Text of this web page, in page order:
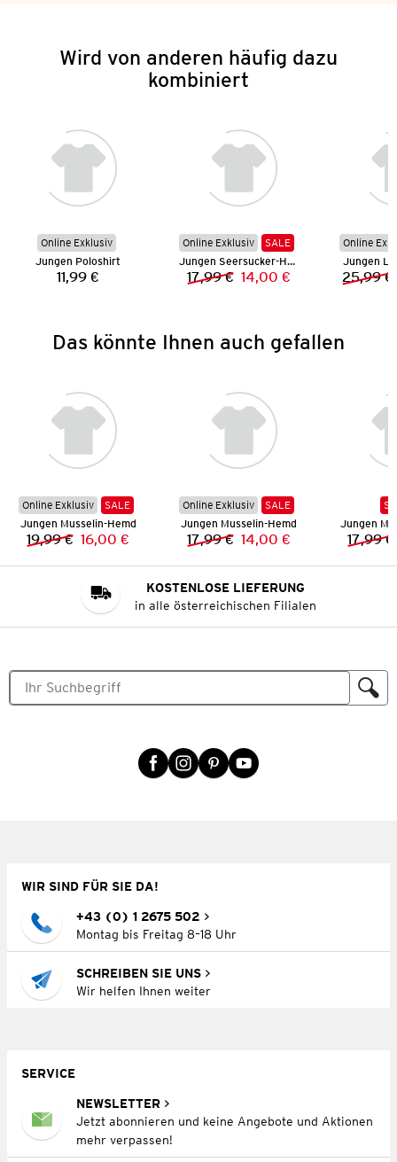
Wird von anderen häufig dazu
kombiniert
Online Exklusiv
Jungen Poloshirt
Preis:
11,99 €
Online Exklusiv
SALE
Jungen Seersucker-Hemd
Vorheriger Preis:
17,99 € Neuer Preis:
14,00 €
Online
Jungen
25,99 €
Das könnte Ihnen auch gefallen
Online Exklusiv
SALE
Jungen Musselin-Hemd
Vorheriger Preis:
19,99 € Neuer Preis:
16,00 €
Online Exklusiv
SALE
Jungen Musselin-Hemd
Vorheriger Preis:
17,99 € Neuer Preis:
14,00 €
Jungen
17,99 €
KOSTENLOSE LIEFERUNG
in alle österreichischen Filialen
WIR SIND FÜR SIE DA!
+43 (0) 1 2675 502
Montag bis Freitag 8–18 Uhr
SCHREIBEN SIE UNS
Wir helfen Ihnen weiter
SERVICE
NEWSLETTER
Jetzt abonnieren und keine Angebote und Aktionen
mehr verpassen!